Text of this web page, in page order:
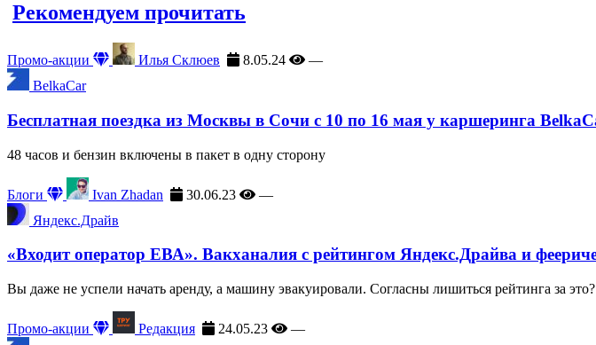
Рекомендуем прочитать
Промо-акции Илья Склюев 8.05.24
—
BelkaCar
Бесплатная поездка из Москвы в Сочи с 10 по 16 мая у каршеринга
48 часов и бензин включены в пакет в одну сторону
Блоги Ivan Zhadan 30.06.23
—
Яндекс.Драйв
«Входит оператор ЕВА». Вакханалия с рейтингом Яндекс.Драйва и
Вы даже не успели начать аренду, а машину эвакуировали. Согласны лишиться рейтинга за
Промо-акции Редакция 24.05.23
—